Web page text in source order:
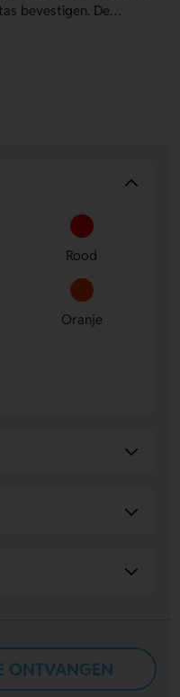
bevestigen. De
kleuren, waaronder
opvouwbare bidons
of voordelig
opvouwbare bidons en
Rood
Oranje
ONTVANGEN